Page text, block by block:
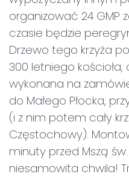
organizować 24 GMP
czasie będzie
Drzewo tego krzyża
300 letniego kościoła,
wykonana na
do Małego Płocka,
(i z nim potem cały
Częstochowy).
minuty przed Mszą
niesamowita chwila!